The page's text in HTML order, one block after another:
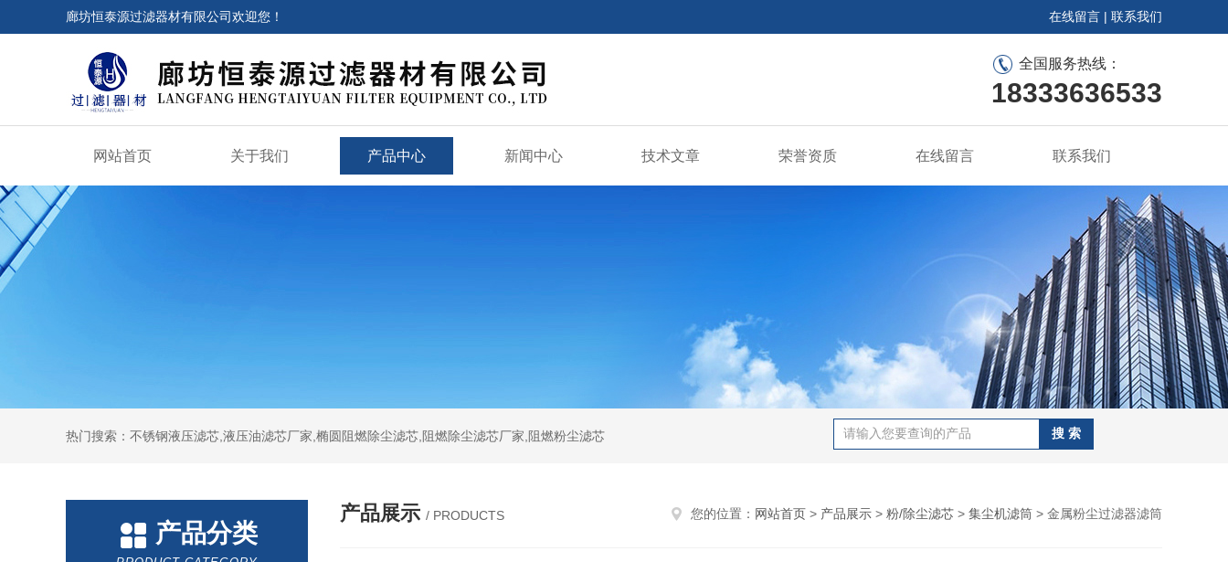
廊坊恒泰源过滤器材有限公司欢迎您！ 在线留言 | 联系我们
全国服务热线：
18333636533
网站首页 关于我们 产品中心 新闻中心 技术文章 荣誉资质 在线留言 联系我们
热门搜索：不锈钢液压滤芯,液压油滤芯厂家,椭圆阻燃除尘滤芯,阻燃除尘滤芯厂家,阻燃粉尘滤芯
产品分类
产品展示 / PRODUCTS 您的位置： 网站首页 > 产品展示 > 粉/除尘滤芯 > 集尘机滤筒 > 金属粉尘过滤器滤筒